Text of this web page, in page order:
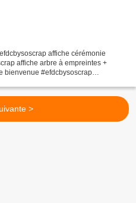
affiche cérémonie
affiche arbre à empreintes +
bienvenue #efdcbysoscrap
>